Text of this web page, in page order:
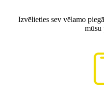
Izvēlieties sev vēlamo
mūsu